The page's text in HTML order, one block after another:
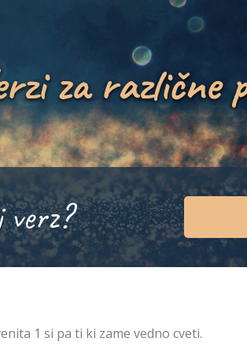
za različne
1 si pa ti ki zame vedno cveti.